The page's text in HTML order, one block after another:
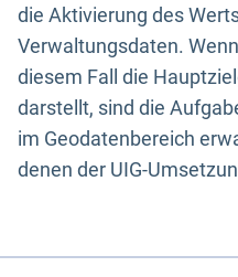
die Aktivierung des
Verwaltungsdaten.
diesem Fall die
darstellt, sind die
im Geodatenbereich
denen der UIG-